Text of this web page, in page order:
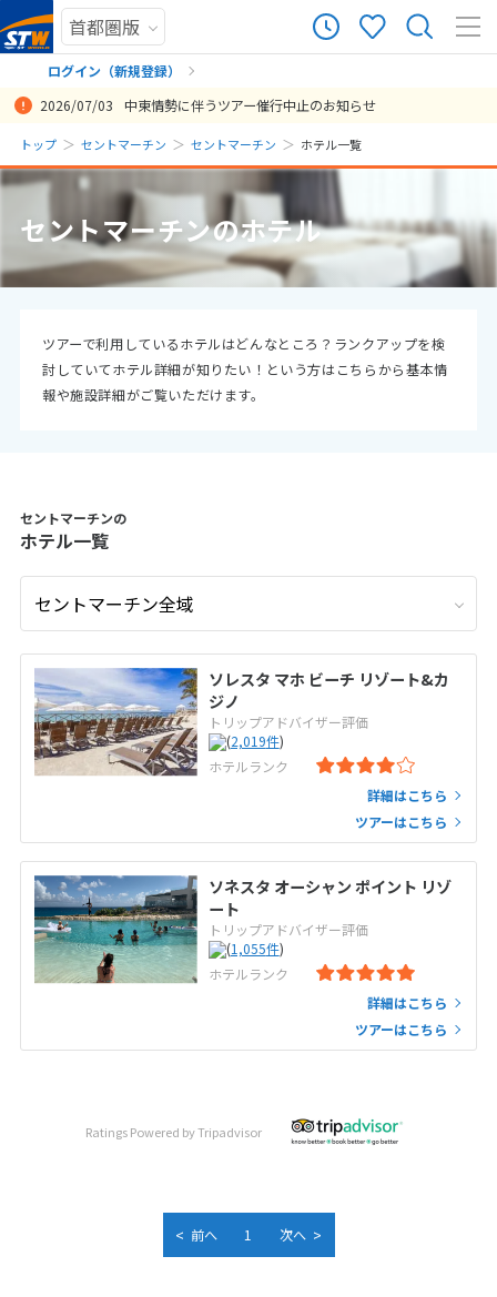
ログイン（新規登録）
まだ履歴がありません
まだ登録がありません
2026/07/03 中東情勢に伴うツアー催行中止のお知らせ
トップ セントマーチン セントマーチン ホテル一覧
セントマーチンのホテル
ツアーで利用しているホテルはどんなところ？ランクアップを検
討していてホテル詳細が知りたい！という方はこちらから基本情
報や施設詳細がご覧いただけます。
セントマーチンの
ホテル一覧
ソレスタ マホ ビーチ リゾート&カ
ジノ
トリップアドバイザー評価
(2,019件)
ホテルランク
詳細はこちら
ツアーはこちら
ソネスタ オーシャン ポイント リゾ
ート
トリップアドバイザー評価
(1,055件)
ホテルランク
詳細はこちら
ツアーはこちら
Ratings Powered by Tripadvisor
< 前へ 1 次へ >